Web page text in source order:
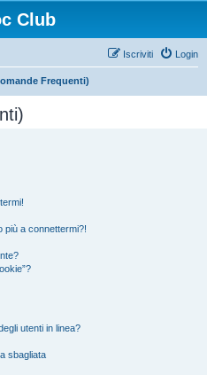
Club
Login
Iscriviti
Frequenti)
più a connettermi?!
utenti in linea?
sbagliata